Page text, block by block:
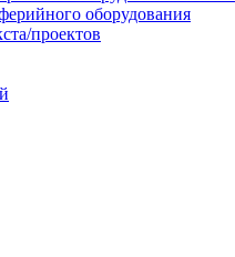
оборудования
проектов